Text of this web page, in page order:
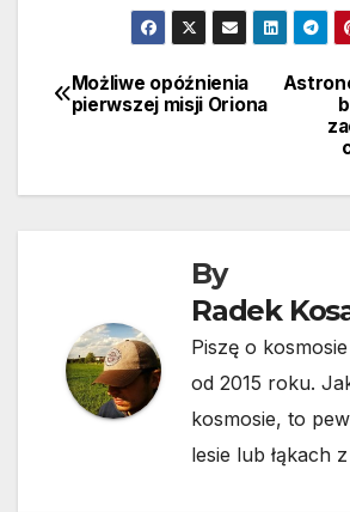
Nawigacja
Możliwe opóźnienia
pierwszej misji Oriona
By
Radek
Piszę o
od 2015 roku.
kosmosie, to
lesie lub łąkach